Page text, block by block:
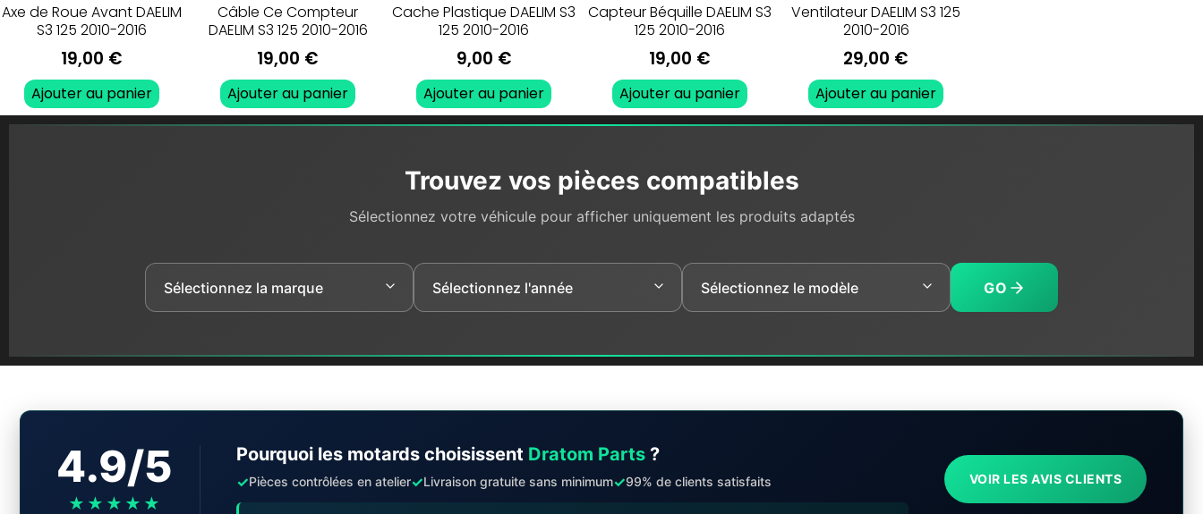
Axe de Roue Avant DAELIM
S3 125 2010-2016
19,00 €
Ajouter au panier
Câble Ce Compteur
DAELIM S3 125 2010-2016
19,00 €
Ajouter au panier
Cache Plastique DAELIM S3
125 2010-2016
9,00 €
Ajouter au panier
Capteur Béquille DAELIM S3
125 2010-2016
19,00 €
Ajouter au panier
Ventilateur DAELIM S3 125
2010-2016
29,00 €
Ajouter au panier
Trouvez vos pièces compatibles
Sélectionnez votre véhicule pour afficher uniquement les produits adaptés
GO
4.9/5
★★★★★
Pourquoi les motards choisissent Dratom Parts ?
✓Pièces contrôlées en atelier✓Livraison gratuite sans minimum✓99% de clients satisfaits VOIR LES AVIS CLIENTS